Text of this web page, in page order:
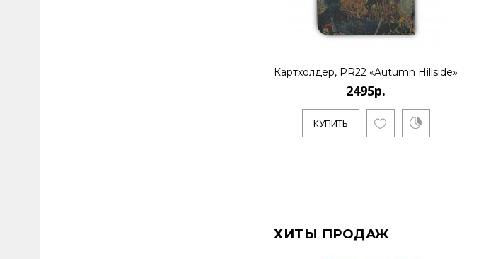
Картхолдер, PR22 «Autumn Hillside»
2495р.
КУПИТЬ
ХИТЫ ПРОДАЖ